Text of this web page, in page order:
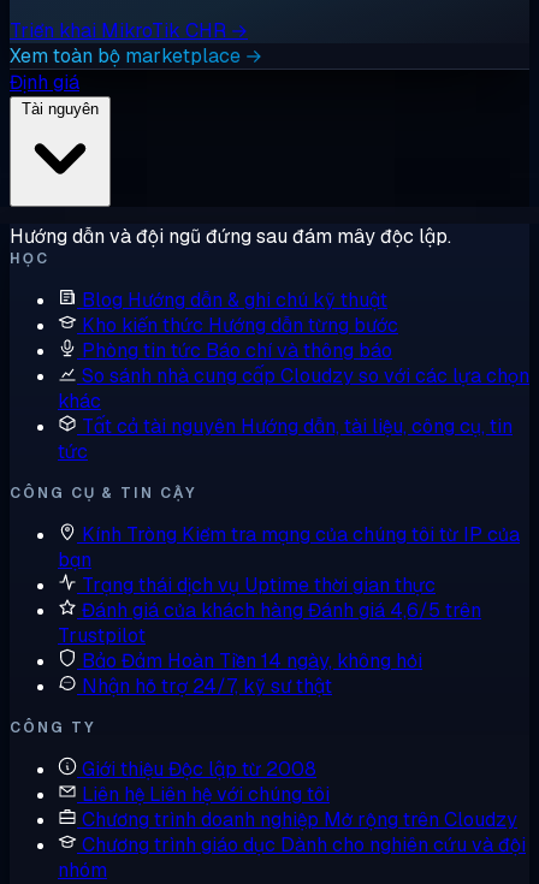
Triển khai MikroTik CHR →
Xem toàn bộ marketplace →
Định giá
Hướng dẫn và đội ngũ đứng sau đám mây độc lập.
HỌC
Blog Hướng dẫn & ghi chú kỹ thuật
Kho kiến thức Hướng dẫn từng bước
Phòng tin tức Báo chí và thông báo
So sánh nhà cung cấp Cloudzy so với các lựa chọn
khác
Tất cả tài nguyên Hướng dẫn, tài liệu, công cụ, tin
tức
CÔNG CỤ & TIN CẬY
Kính Tròng Kiểm tra mạng của chúng tôi từ IP của
bạn
Trạng thái dịch vụ Uptime thời gian thực
Đánh giá của khách hàng Đánh giá 4,6/5 trên
Trustpilot
Bảo Đảm Hoàn Tiền 14 ngày, không hỏi
Nhận hỗ trợ 24/7, kỹ sư thật
CÔNG TY
Giới thiệu Độc lập từ 2008
Liên hệ Liên hệ với chúng tôi
Chương trình doanh nghiệp Mở rộng trên Cloudzy
Chương trình giáo dục Dành cho nghiên cứu và đội
nhóm